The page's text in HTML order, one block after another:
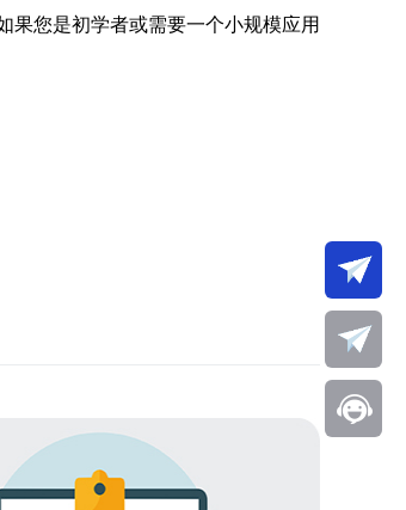
果您是初学者或需要一个小规模应用